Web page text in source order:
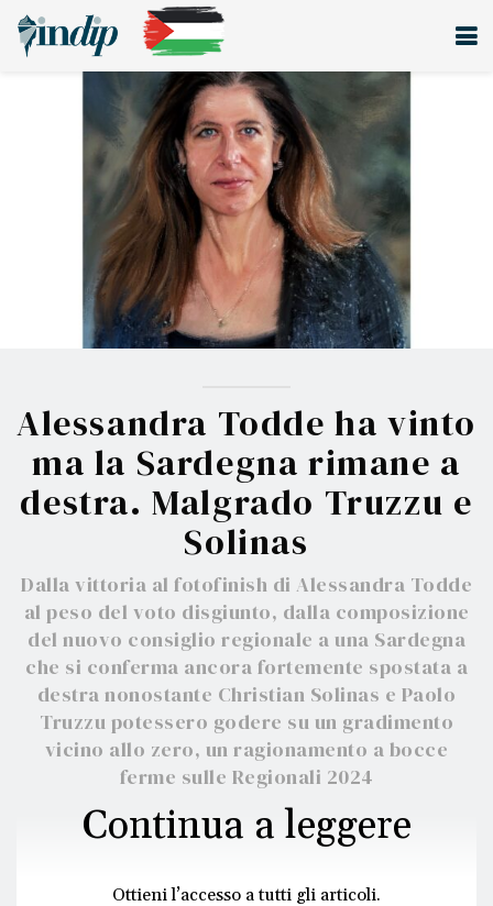
Alessandra Todde ha vinto
ma la Sardegna rimane a
destra. Malgrado Truzzu e
Solinas
Dalla vittoria al fotofinish di Alessandra Todde
al peso del voto disgiunto, dalla composizione
del nuovo consiglio regionale a una Sardegna
che si conferma ancora fortemente spostata a
destra nonostante Christian Solinas e Paolo
Truzzu potessero godere su un gradimento
vicino allo zero, un ragionamento a bocce
ferme sulle Regionali 2024
Continua a leggere
Ottieni l’accesso a tutti gli articoli.